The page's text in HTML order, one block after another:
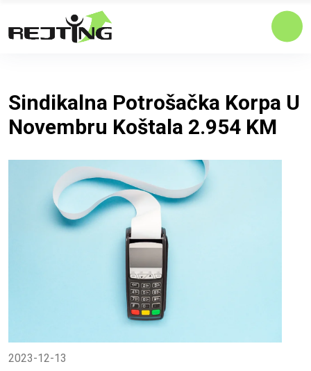
Sindikalna Potrošačka Korpa U
Novembru Koštala 2.954 KM
2023-12-13